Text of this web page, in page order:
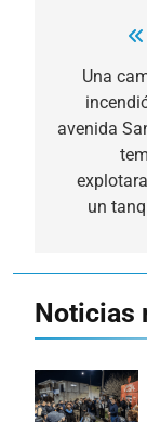
deUna
avenida
un
Noticias